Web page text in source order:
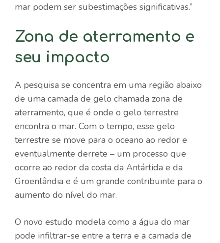
mar podem ser subestimações significativas.”
Zona de aterramento e
seu impacto
A pesquisa se concentra em uma região abaixo
de uma camada de gelo chamada zona de
aterramento, que é onde o gelo terrestre
encontra o mar. Com o tempo, esse gelo
terrestre se move para o oceano ao redor e
eventualmente derrete – um processo que
ocorre ao redor da costa da Antártida e da
Groenlândia e é um grande contribuinte para o
aumento do nível do mar.
O novo estudo modela como a água do mar
pode infiltrar-se entre a terra e a camada de